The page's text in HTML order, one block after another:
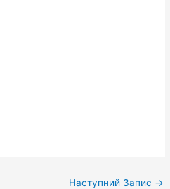
Наступний Запис →